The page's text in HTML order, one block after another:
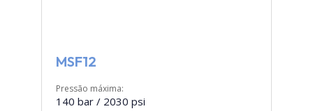
MSF12
Pressão máxima:
140 bar / 2030 psi